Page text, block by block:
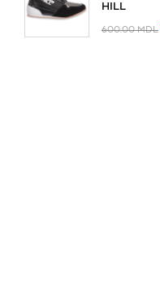
HILL
600.00MDL